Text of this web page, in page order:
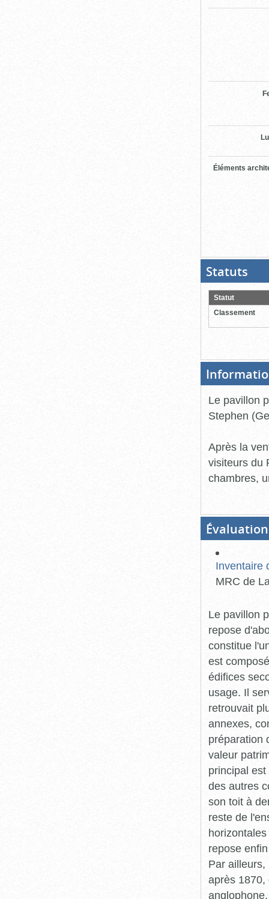
Éléments
Statuts
pour
Statut
Classement
Le pavillon
Stephen
Après la
visiteurs du
chambres,
Inventaire
MRC de
Le pavillon
repose
constitue
est
édifices
usage. Il
retrouvait
annexes,
préparation
valeur
principal
des autres
son toit à
reste de
repose
Par
après 1870,
anglophone.